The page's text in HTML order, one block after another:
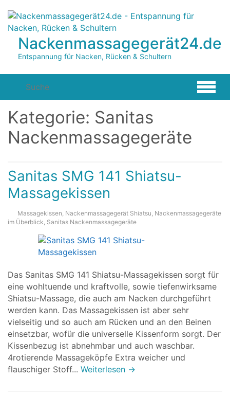
Hauptinhalt
springen
Nackenmassagegerät24.de
Entspannung für Nacken, Rücken & Schultern
Kategorie: Sanitas
Nackenmassagegeräte
Sanitas SMG 141 Shiatsu-
Massagekissen
Massagekissen, Nackenmassagegerät Shiatsu, Nackenmassagegeräte
im Überblick, Sanitas Nackenmassagegeräte
Das Sanitas SMG 141 Shiatsu-Massagekissen sorgt für
eine wohltuende und kraftvolle, sowie tiefenwirksame
Shiatsu-Massage, die auch am Nacken durchgeführt
werden kann. Das Massagekissen ist aber sehr
vielseitig und so auch am Rücken und an den Beinen
einsetzbar, wofür die universelle Kissenform sorgt. Der
Kissenbezug ist abnehmbar und auch waschbar.
4rotierende Massageköpfe Extra weicher und
flauschiger Stoff... Weiterlesen →